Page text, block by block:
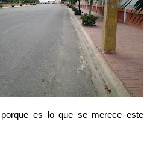
es lo que se merece este